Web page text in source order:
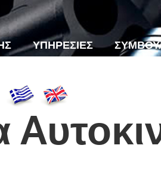
ΥΠΗΡΕΣΙΕΣ